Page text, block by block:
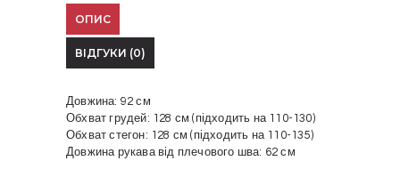
ОПИС
ВІДГУКИ (0)
Довжина: 92 см
Обхват грудей: 128 см (підходить на 110-130)
Обхват стегон: 128 см (підходить на 110-135)
Довжина рукава від плечового шва: 62 см